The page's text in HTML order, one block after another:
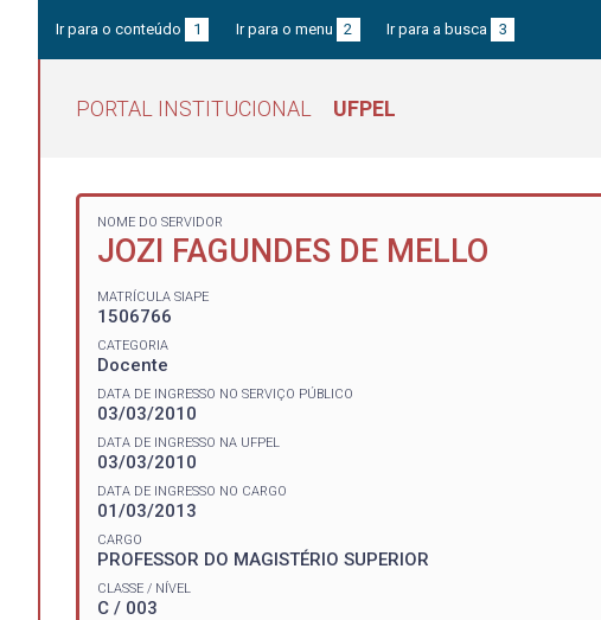
Ir para o conteúdo 1 Ir para o menu 2 Ir para a busca 3
PORTAL INSTITUCIONAL UFPEL
NOME DO SERVIDOR
JOZI FAGUNDES DE MELLO
MATRÍCULA SIAPE
1506766
CATEGORIA
Docente
DATA DE INGRESSO NO SERVIÇO PÚBLICO
03/03/2010
DATA DE INGRESSO NA UFPEL
03/03/2010
DATA DE INGRESSO NO CARGO
01/03/2013
CARGO
PROFESSOR DO MAGISTÉRIO SUPERIOR
CLASSE / NÍVEL
C / 003